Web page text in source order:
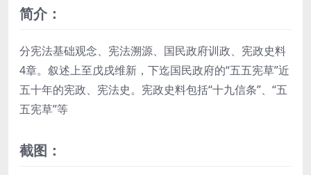
简介：
分宪法基础观念、宪法溯源、国民政府训政、宪政史料
4章。叙述上至戊戌维新，下迄国民政府的“五五宪草”近
五十年的宪政、宪法史。宪政史料包括“十九信条”、“五
五宪草”等
截图：